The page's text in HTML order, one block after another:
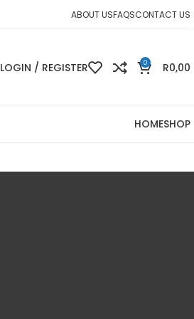
ABOUT USFAQSCONTACT US
LOGIN / REGISTER 0 R0,00
HOMESHOP